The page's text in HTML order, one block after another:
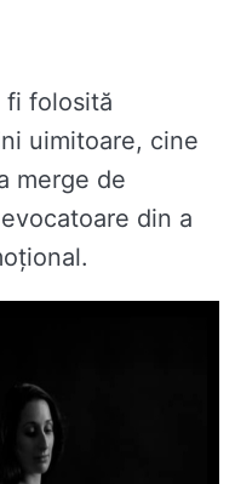
fi folosită
uimitoare, cine
merge de
din a